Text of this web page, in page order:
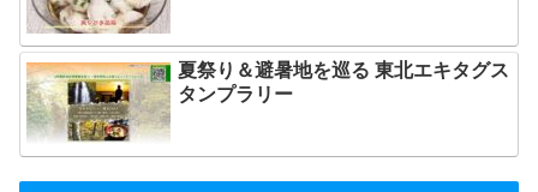
夏祭り＆避暑地を巡る 東北エキタグス
タンプラリー